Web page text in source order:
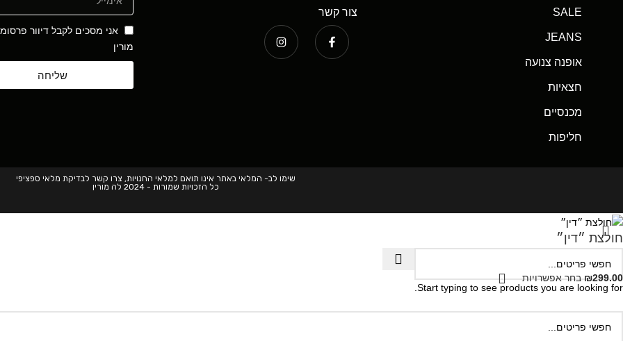
SALE
JEANS
אופנה צנועה
חצאיות
מכנסיים
חליפות
צור קשר
אני מסכים לקבל דיוור
מורין
שליחה
שימו לב- המלאי באתר אינו תואם למלאי החנויות, צרו קשר לבדיקת מלאי ספציפי
כל הזכויות שמורות - 2024 לה מורין
Start typing to see products you are looking for.
חולצת ״דין״
₪299.00 בחר אפשרויות